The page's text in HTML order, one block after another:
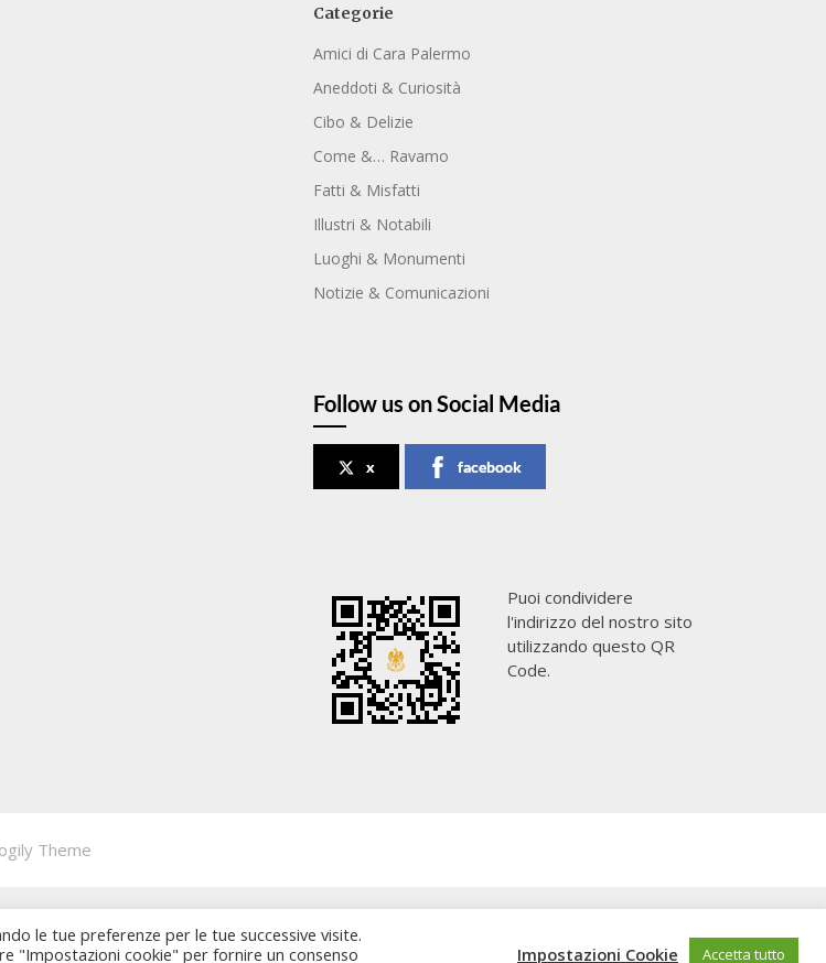
Categorie
Amici di Cara Palermo
Aneddoti & Curiosità
Cibo & Delizie
Come &… Ravamo
Fatti & Misfatti
Illustri & Notabili
Luoghi & Monumenti
Notizie & Comunicazioni
Follow us on Social Media
x facebook
Puoi condividere
l'indirizzo del nostro sito
utilizzando questo QR
Code.
Theme
le tue preferenze per le tue successive visite.
"Impostazioni cookie" per fornire un consenso
Impostazioni Cookie Accetta tutto